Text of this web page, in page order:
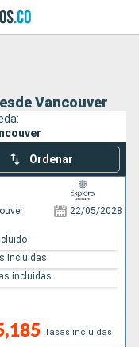
Vancouver
Ordenar
22/05/2028
Tasas incluidas
Incluidas
incluidas